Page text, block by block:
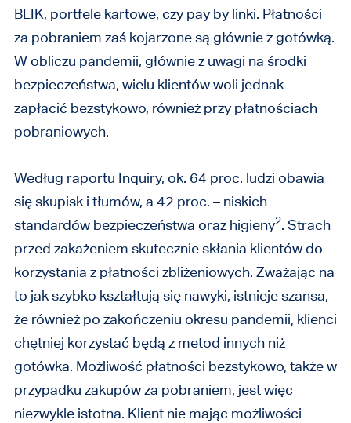
BLIK, portfele kartowe, czy pay by linki. Płatności
za pobraniem zaś kojarzone są głównie z gotówką.
W obliczu pandemii, głównie z uwagi na środki
bezpieczeństwa, wielu klientów woli jednak
zapłacić bezstykowo, również przy płatnościach
pobraniowych.
Według raportu Inquiry, ok. 64 proc. ludzi obawia
się skupisk i tłumów, a 42 proc. – niskich
standardów bezpieczeństwa oraz higieny2. Strach
przed zakażeniem skutecznie skłania klientów do
korzystania z płatności zbliżeniowych. Zważając na
to jak szybko kształtują się nawyki, istnieje szansa,
że również po zakończeniu okresu pandemii, klienci
chętniej korzystać będą z metod innych niż
gotówka. Możliwość płatności bezstykowo, także w
przypadku zakupów za pobraniem, jest więc
niezwykle istotna. Klient nie mając możliwości